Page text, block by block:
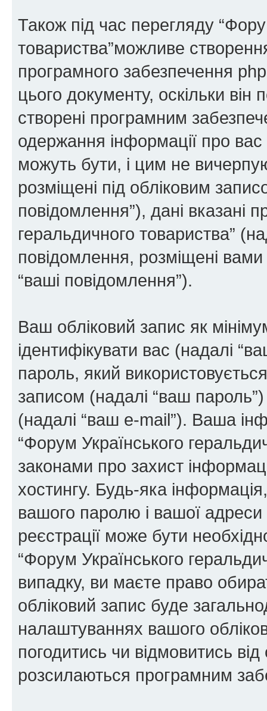
Також під час перегляду
товариства”можливе
програмного забезпечення
цього документу, оскільки
створені програмним
одержання інформації про
можуть бути, і цим не
розміщені під обліковим
повідомлення”), дані вказані
геральдичного товариства”
повідомлення, розміщені вами
“ваші повідомлення”).
Ваш обліковий запис як
ідентифікувати вас (надалі
пароль, який
записом (надалі “ваш
(надалі “ваш e-mail”). Ваша
“Форум Українського
законами про захист
хостингу. Будь-яка
вашого паролю і вашої адреси
реєстрації може бути
“Форум Українського
випадку, ви маєте право
обліковий запис буде
налаштуваннях вашого
погодитись чи відмовитись
розсилаються програмним